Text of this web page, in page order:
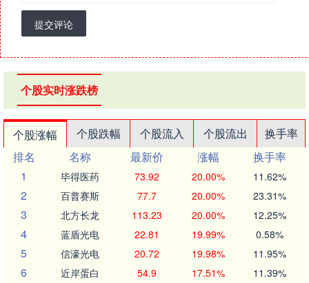
提交评论
个股实时涨跌榜
个股涨幅 个股跌幅 个股流入 个股流出
换手率
排名
名称 最新价 涨幅
换手率
1
毕得医药 73.92 20.00% 11.62%
2 百普赛斯 77.7 20.00% 23.31%
3 北方长龙 113.23 20.00% 12.25%
4 蓝盾光电 22.81 19.99% 0.58%
5 信濠光电 20.72 19.98% 11.95%
6 近岸蛋白 54.9 17.51% 11.39%